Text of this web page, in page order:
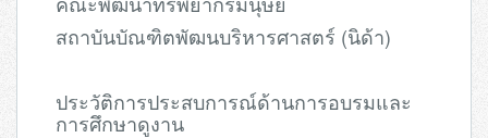
สถาบันบัณฑิตพัฒนบริหารศาสตร์ (นิด้า)
ประวัติการประสบการณ์ด้านการอบรมและ
การศึกษาดูงาน